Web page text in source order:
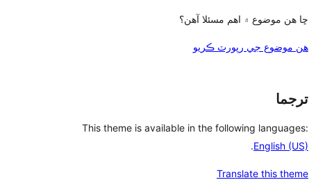
ڇا هن موضوع ۾ اهم مسئلا آهن؟
هن موضوع جي رپورٽ ڪريو
ترجما
This theme is available in the following languages:
English (US)
.
Translate this theme